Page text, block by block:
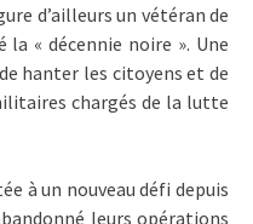
d’ailleurs un vétéran de
« décennie noire ». Une
hanter les citoyens et de
chargés de la lutte
à un nouveau défi depuis
leurs opérations